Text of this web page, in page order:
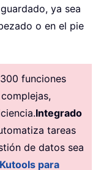
ya sea
o en el pie
funciones
Integrado
tareas
de datos sea
para